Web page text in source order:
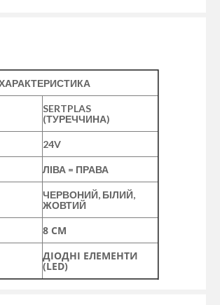
SERTPLAS
(ТУРЕЧЧИНА)
24V
ЛІВА = ПРАВА
ЧЕРВОНИЙ, БІЛИЙ,
ЖОВТИЙ
8 СМ
ДІОДНІ ЕЛЕМЕНТИ
(LED)